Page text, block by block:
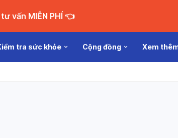
👉 Nhận tư vấn MIỄN PHÍ 👈
tra sức khỏe Cộng đồng Xem